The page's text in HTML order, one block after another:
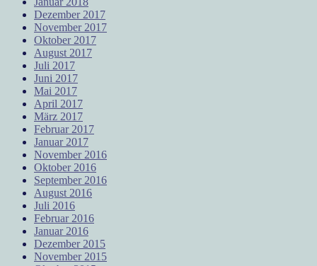
Dezember 2017
November 2017
Oktober 2017
August 2017
Juli 2017
Juni 2017
Mai 2017
April 2017
März 2017
Februar 2017
Januar 2017
November 2016
Oktober 2016
September 2016
August 2016
Juli 2016
Februar 2016
Januar 2016
Dezember 2015
November 2015